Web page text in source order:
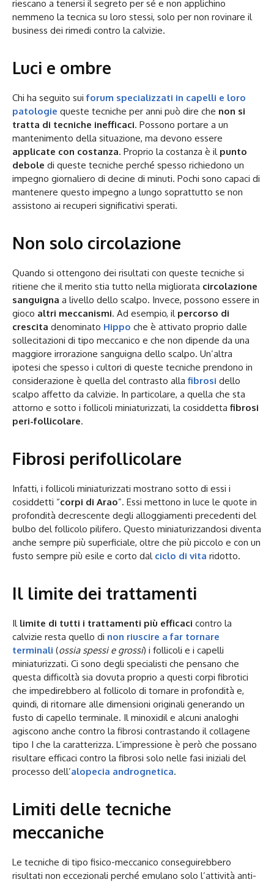
riescano a tenersi il segreto per sé e non applichino
nemmeno la tecnica su loro stessi, solo per non rovinare il
business dei rimedi contro la calvizie.
Luci e ombre
Chi ha seguito suiforum specializzati in capelli e loro
patologie queste tecniche per anni può dire che non si
tratta di tecniche inefficaci. Possono portare a un
mantenimento della situazione, ma devono essere
applicate con costanza. Proprio la costanza è il punto
debole di queste tecniche perché spesso richiedono un
impegno giornaliero di decine di minuti. Pochi sono capaci di
mantenere questo impegno a lungo soprattutto se non
assistono ai recuperi significativi sperati.
Non solo circolazione
Quando si ottengono dei risultati con queste tecniche si
ritiene che il merito stia tutto nella migliorata circolazione
sanguigna a livello dello scalpo. Invece, possono essere in
gioco altri meccanismi. Ad esempio, il percorso di
crescita denominato Hippo che è attivato proprio dalle
sollecitazioni di tipo meccanico e che non dipende da una
maggiore irrorazione sanguigna dello scalpo. Un’altra
ipotesi che spesso i cultori di queste tecniche prendono in
considerazione è quella del contrasto alla fibrosi dello
scalpo affetto da calvizie. In particolare, a quella che sta
attorno e sotto i follicoli miniaturizzati, la cosiddetta fibrosi
peri-follicolare.
Fibrosi perifollicolare
Infatti, i follicoli miniaturizzati mostrano sotto di essi i
cosiddetti “corpi di Arao”. Essi mettono in luce le quote in
profondità decrescente degli alloggiamenti precedenti del
bulbo del follicolo pilifero. Questo miniaturizzandosi diventa
anche sempre più superficiale, oltre che più piccolo e con un
fusto sempre più esile e corto dal ciclo di vita ridotto.
Il limite dei trattamenti
Il limite di tutti i trattamenti più efficaci contro la
calvizie resta quello di non riuscire a far tornare
terminali (ossia spessi e grossi) i follicoli e i capelli
miniaturizzati. Ci sono degli specialisti che pensano che
questa difficoltà sia dovuta proprio a questi corpi fibrotici
che impedirebbero al follicolo di tornare in profondità e,
quindi, di ritornare alle dimensioni originali generando un
fusto di capello terminale. Il minoxidil e alcuni analoghi
agiscono anche contro la fibrosi contrastando il collagene
tipo I che la caratterizza. L’impressione è però che possano
risultare efficaci contro la fibrosi solo nelle fasi iniziali del
processo dell’alopecia andrognetica.
Limiti delle tecniche
meccaniche
Le tecniche di tipo fisico-meccanico conseguirebbero
risultati non eccezionali perché emulano solo l’attività anti-